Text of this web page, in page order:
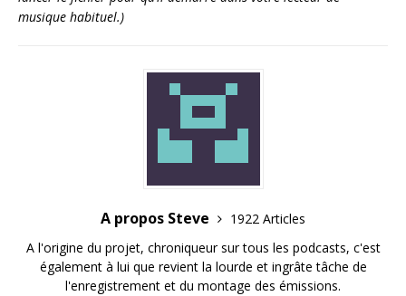
musique habituel.)
A propos Steve
1922 Articles
A l'origine du projet, chroniqueur sur tous les podcasts, c'est
également à lui que revient la lourde et ingrâte tâche de
l'enregistrement et du montage des émissions.